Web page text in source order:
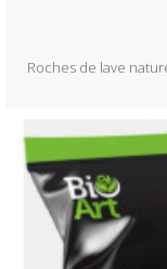
Roches de lave